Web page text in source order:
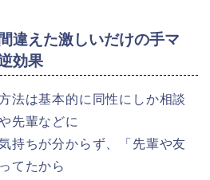
えた激しいだけの手マ
効果
法は基本的に同性にしか相談
先輩などに
持ちが分からず、「先輩や友
てたから